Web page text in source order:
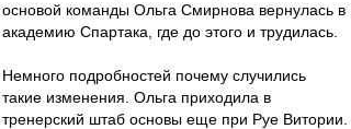
основой команды Ольга Смирнова вернулась в
академию Спартака, где до этого и трудилась.
Немного подробностей почему случились
такие изменения. Ольга приходила в
тренерский штаб основы еще при Руе Витории.